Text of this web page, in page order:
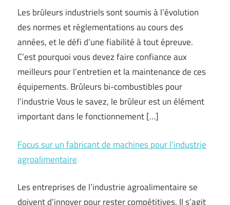
Les brûleurs industriels sont soumis à l’évolution
des normes et règlementations au cours des
années, et le défi d’une fiabilité à tout épreuve.
C’est pourquoi vous devez faire confiance aux
meilleurs pour l’entretien et la maintenance de ces
équipements. Brûleurs bi-combustibles pour
l’industrie Vous le savez, le brûleur est un élément
important dans le fonctionnement […]
Focus sur un fabricant de machines pour l’industrie
agroalimentaire
Les entreprises de l’industrie agroalimentaire se
doivent d’innover pour rester compétitives. Il s’agit